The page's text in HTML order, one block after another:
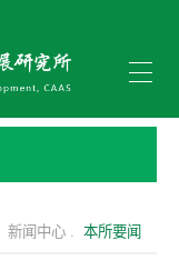
新闻中心 . 本所要闻